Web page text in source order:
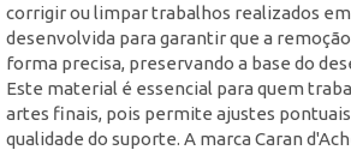
corrigir ou limpar trabalhos realizados em
desenvolvida para garantir que a
forma precisa, preservando a base do
Este material é essencial para quem
artes finais, pois permite ajustes
qualidade do suporte. A marca Caran